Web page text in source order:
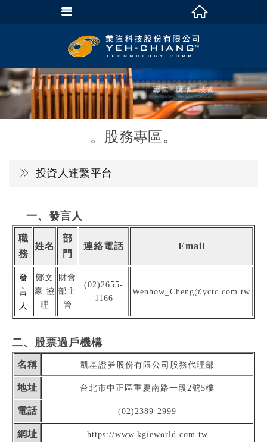
股務專區
投資人連繫平台
一、發言人
職
務
姓名
部
門
連絡電話 Email
發
言
人
鄭文
豪 協
理
財會
部主
管
(02)2655-
1166
Wenhow_Cheng@yctc.com.tw
二、股票過戶機構
名稱 凱基證券股份有限公司股務代理部
地址 台北市中正區重慶南路一段2號5樓
電話 (02)2389-2999
網址 https://www.kgieworld.com.tw